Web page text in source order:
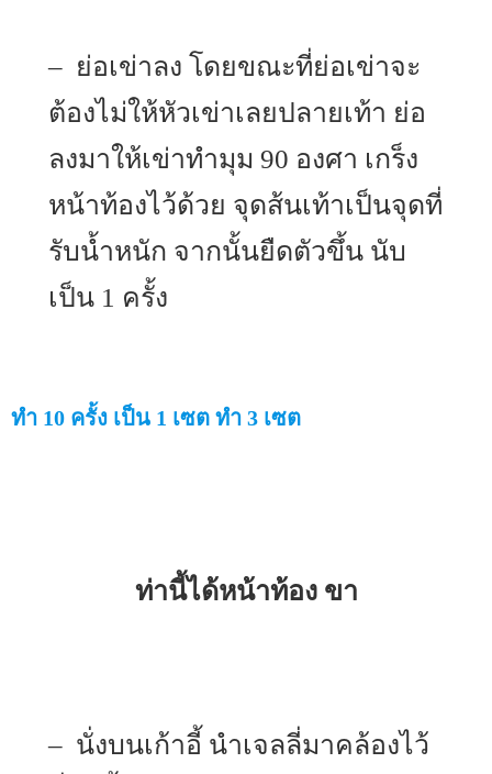
– ย่อเข่าลง โดยขณะที่ย่อเข่าจะ
ต้องไม่ให้หัวเข่าเลยปลายเท้า ย่อ
ลงมาให้เข่าทำมุม 90 องศา เกร็ง
หน้าท้องไว้ด้วย จุดส้นเท้าเป็นจุดที่
รับน้ำหนัก จากนั้นยืดตัวขึ้น นับ
เป็น 1 ครั้ง
ทำ 10 ครั้ง เป็น 1 เซต ทำ 3 เซต
ท่านี้ได้หน้าท้อง ขา
– นั่งบนเก้าอี้ นำเจลลี่มาคล้องไว้